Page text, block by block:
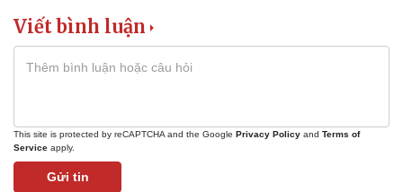
Viết bình luận
This site is protected by reCAPTCHA and the Google Privacy Policy and Terms of
Service apply.
Gửi tin